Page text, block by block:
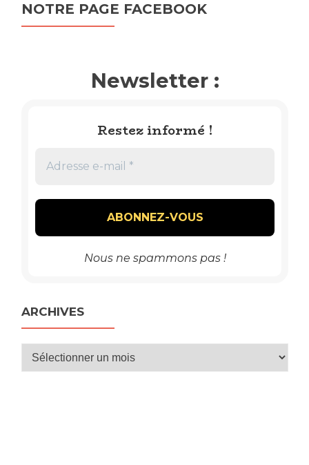
NOTRE PAGE FACEBOOK
Newsletter :
Restez informé !
Nous ne spammons pas !
ARCHIVES
Archives